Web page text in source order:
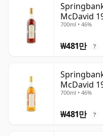
McDavid
700ml • 46%
₩481만 ?
McDavid
700ml • 46%
₩481만 ?